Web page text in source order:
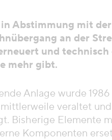
Abstimmung mit
an der
und
mehr gibt.
Anlage wurde
veraltet
Bisherige Elemente
Komponenten